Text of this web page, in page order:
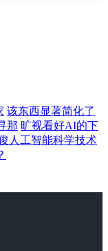
该东西显著简化了
那 旷视看好AI的下
人工智能科学技术